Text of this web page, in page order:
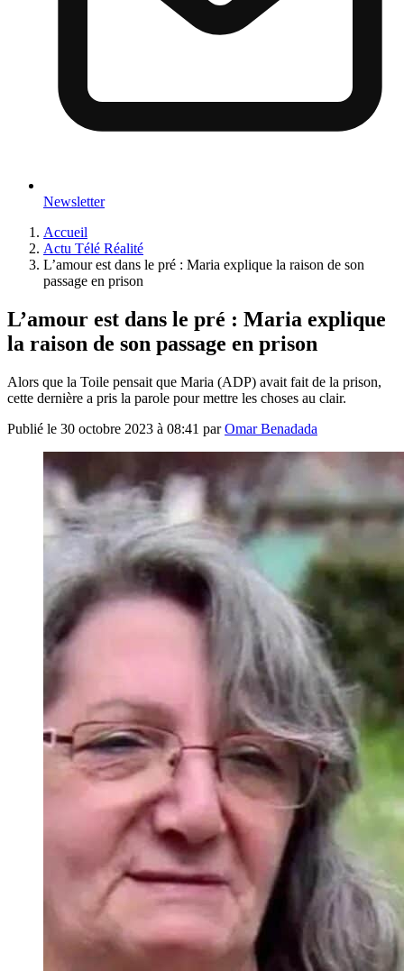
Newsletter
Accueil
Actu Télé Réalité
L’amour est dans le pré : Maria explique la raison de son
passage en prison
L’amour est dans le pré : Maria explique
la raison de son passage en prison
Alors que la Toile pensait que Maria (ADP) avait fait de la prison,
cette dernière a pris la parole pour mettre les choses au clair.
Publié le 30 octobre 2023 à 08:41 parOmar Benadada